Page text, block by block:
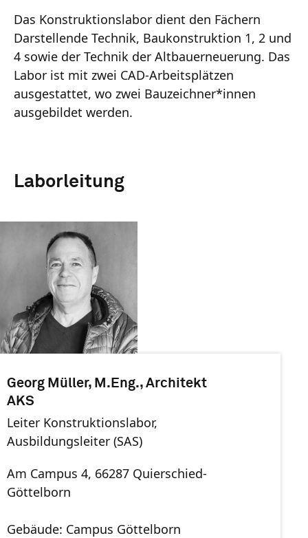
Das Konstruktionslabor dient den Fächern
Darstellende Technik, Baukonstruktion 1, 2 und
4 sowie der Technik der Altbauerneuerung. Das
Labor ist mit zwei CAD-Arbeitsplätzen
ausgestattet, wo zwei Bauzeichner*innen
ausgebildet werden.
Laborleitung
Georg Müller, M.Eng., Architekt
AKS
Leiter Konstruktionslabor,
Ausbildungsleiter (SAS)
Am Campus 4, 66287 Quierschied-
Göttelborn
Gebäude: Campus Göttelborn